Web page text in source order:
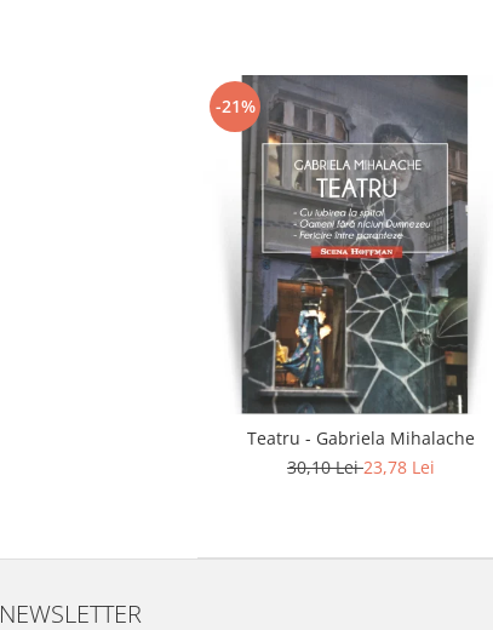
-21%
Teatru - Gabriela Mihalache
30,10 Lei23,78 Lei
NEWSLETTER